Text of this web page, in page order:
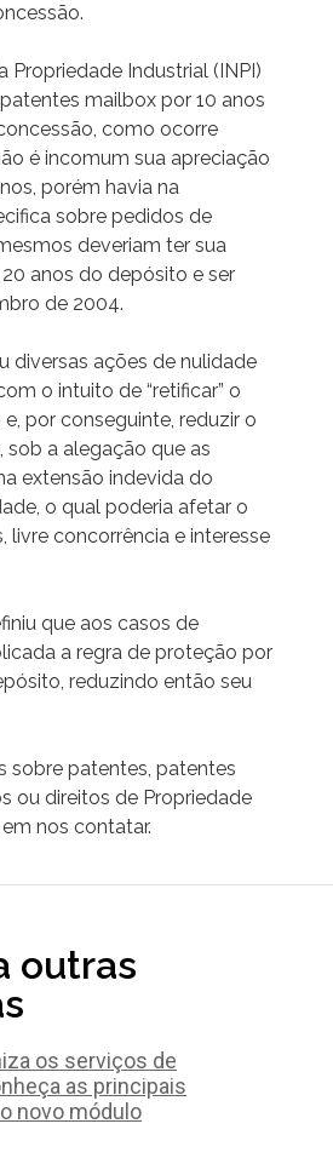
Propriedade Industrial (INPI)
mailbox por 10 anos
como ocorre
é incomum sua apreciação
porém havia na
sobre pedidos de
deveriam ter sua
anos do depósito e ser
de 2004.
diversas ações de nulidade
o intuito de “retificar” o
por conseguinte, reduzir o
sob a alegação que as
extensão indevida do
o qual poderia afetar o
livre concorrência e interesse
que aos casos de
a regra de proteção por
reduzindo então seu
sobre patentes, patentes
ou direitos de Propriedade
nos contatar.
outras
os serviços de
as principais
novo módulo